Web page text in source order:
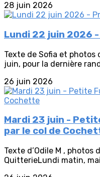
28 juin 2026
Lundi 22 juin 2026
Texte de Sofia et photos
juin, pour la dernière
26 juin 2026
Mardi 23 juin -
par le col de
Texte d’Odile M , photos
QuitterieLundi matin,